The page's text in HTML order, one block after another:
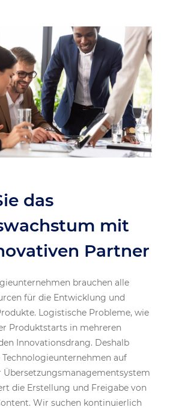
das
mit
Partner
brauchen alle
für die Entwicklung und
Logistische Probleme, wie
Produktstarts in mehreren
Innovationsdrang. Deshalb
auf
Übersetzungsmanagementsystem
die Erstellung und Freigabe von
Wir suchen kontinuierlich